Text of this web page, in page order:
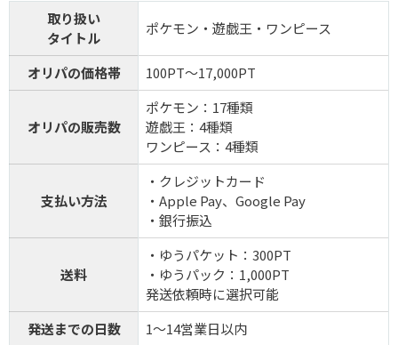
TORAオリパ公式サイトを見る
取り扱い
タイトル
ポケモン・遊戯王・ワンピース
オリパの価格帯 100PT～17,000PT
オリパの販売数
ポケモン：17種類
遊戯王：4種類
ワンピース：4種類
支払い方法
・クレジットカード
・Apple Pay、Google Pay
・銀行振込
送料
・ゆうパケット：300PT
・ゆうパック：1,000PT
発送依頼時に選択可能
発送までの日数
1～14営業日以内